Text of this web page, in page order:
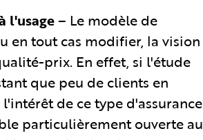
l'usage– Le modèle de
en tout cas modifier, la vision
prix. En effet, si l'étude
que peu de clients en
de ce type d'assurance
particulièrement ouverte au